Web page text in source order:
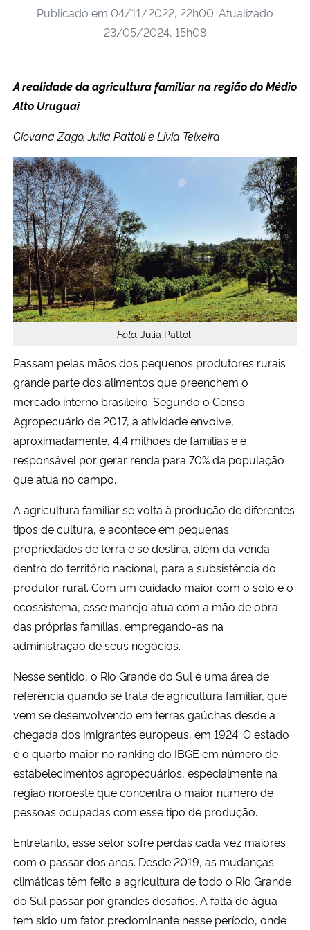
Ministério da Cidadania
Ministério de Minas e Energia
Ministério do Meio Ambiente
Ministério do Turismo
Ministério do Desenvolvimento Regional
Controladoria-Geral da União
Ministério da Mulher, da Família e dos Direitos Humanos
Secretaria de Governo
Gabinete de Segurança Institucional
Banco Central do Brasil
Planalto
Publicado em 04/11/2022, 22h00. Atualizado
23/05/2024, 15h08
A realidade da agricultura familiar na região do Médio
Alto Uruguai
Giovana Zago, Julia Pattoli e Lívia Teixeira
Foto: Julia Pattoli
Passam pelas mãos dos pequenos produtores rurais
grande parte dos alimentos que preenchem o
mercado interno brasileiro. Segundo o Censo
Agropecuário de 2017, a atividade envolve,
aproximadamente, 4,4 milhões de famílias e é
responsável por gerar renda para 70% da população
que atua no campo.
A agricultura familiar se volta à produção de diferentes
tipos de cultura, e acontece em pequenas
propriedades de terra e se destina, além da venda
dentro do território nacional, para a subsistência do
produtor rural. Com um cuidado maior com o solo e o
ecossistema, esse manejo atua com a mão de obra
das próprias famílias, empregando-as na
administração de seus negócios.
Nesse sentido, o Rio Grande do Sul é uma área de
referência quando se trata de agricultura familiar, que
vem se desenvolvendo em terras gaúchas desde a
chegada dos imigrantes europeus, em 1924. O estado
é o quarto maior no ranking do IBGE em número de
estabelecimentos agropecuários, especialmente na
região noroeste que concentra o maior número de
pessoas ocupadas com esse tipo de produção.
Entretanto, esse setor sofre perdas cada vez maiores
com o passar dos anos. Desde 2019, as mudanças
climáticas têm feito a agricultura de todo o Rio Grande
do Sul passar por grandes desafios. A falta de água
tem sido um fator predominante nesse período, onde